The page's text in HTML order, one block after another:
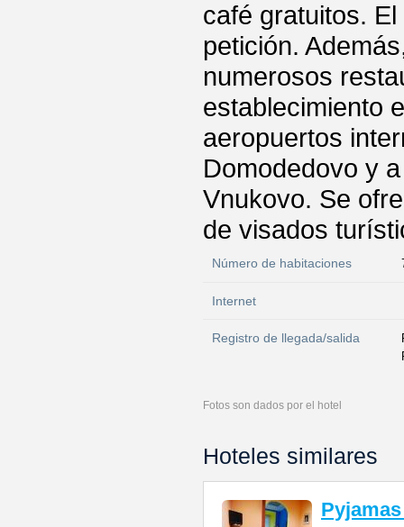
café gratuitos.
petición.
numerosos
establecimiento
aeropuertos
Domodedovo y
Vnukovo. Se
de visados
Número de habitaciones
Internet
Registro de llegada/salida
Fotos son dados por el hotel
Hoteles similares